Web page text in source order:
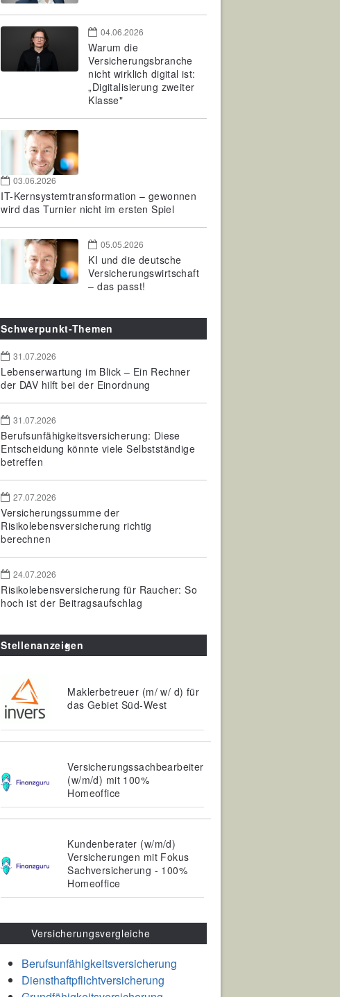
04.06.2026
Warum die
Versicherungsbranche
nicht wirklich digital ist:
„Digitalisierung zweiter
Klasse"
03.06.2026
IT-Kernsystemtransformation – gewonnen
wird das Turnier nicht im ersten Spiel
05.05.2026
KI und die deutsche
Versicherungswirtschaft
– das passt!
Schwerpunkt-Themen
31.07.2026
Lebenserwartung im Blick – Ein Rechner
der DAV hilft bei der Einordnung
31.07.2026
Berufsunfähigkeitsversicherung: Diese
Entscheidung könnte viele Selbstständige
betreffen
27.07.2026
Versicherungssumme der
Risikolebensversicherung richtig
berechnen
24.07.2026
Risikolebensversicherung für Raucher: So
hoch ist der Beitragsaufschlag
Stellenanzeigen
Maklerbetreuer (m/ w/ d) für
das Gebiet Süd-West
Versicherungssachbearbeiter
(w/m/d) mit 100%
Homeoffice
Kundenberater (w/m/d)
Versicherungen mit Fokus
Sachversicherung - 100%
Homeoffice
Versicherungsvergleiche
Berufsunfähigkeitsversicherung
Diensthaftpflichtversicherung